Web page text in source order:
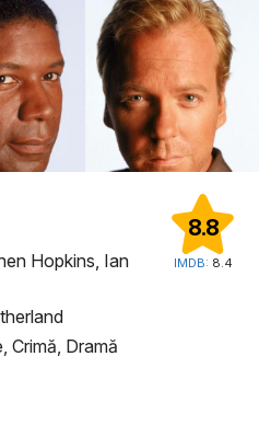
8.8
IMDB: 8.4
Hopkins, Ian
Crimă, Dramă